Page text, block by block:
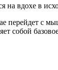
на вдохе в
перейдет
собой